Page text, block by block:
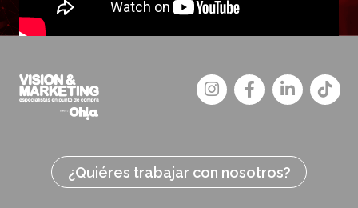
¿Quiéres trabajar con nosotros?